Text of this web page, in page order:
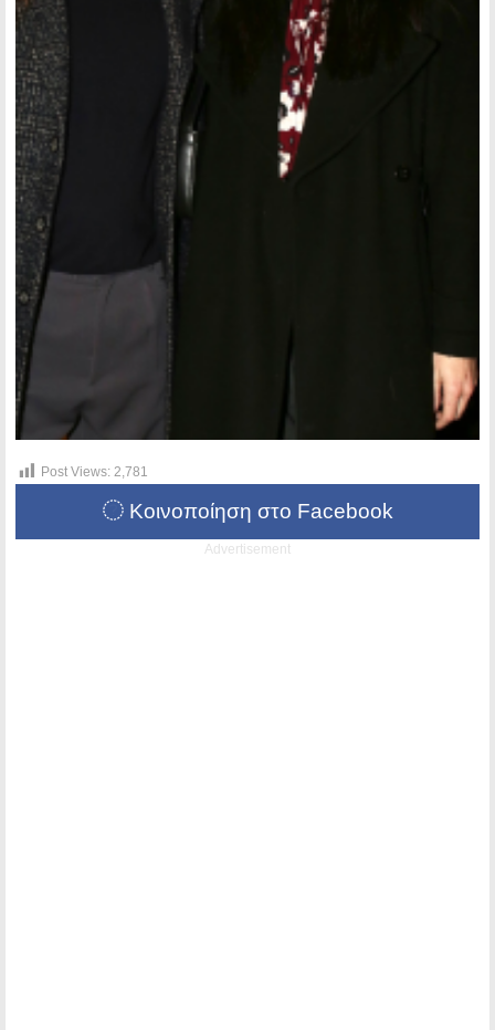
Post Views: 2,781
Κοινοποίηση στο Facebook
Advertisement